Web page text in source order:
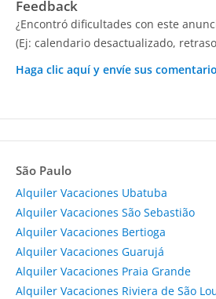
Feedback
¿Encontró dificultades con este
(Ej: calendario desactualizado,
Haga clic aquí y envíe sus
São Paulo
Alquiler Vacaciones Ubatuba
Alquiler Vacaciones São Sebastião
Alquiler Vacaciones Bertioga
Alquiler Vacaciones Guarujá
Alquiler Vacaciones Praia Grande
Alquiler Vacaciones Riviera de São